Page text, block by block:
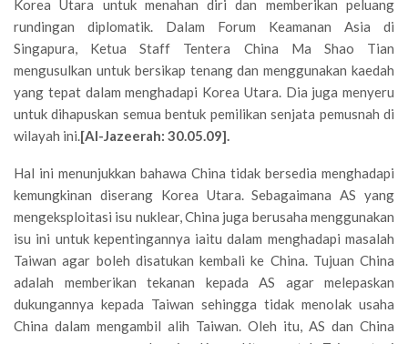
Korea Utara untuk menahan diri dan memberikan peluang
rundingan diplomatik. Dalam Forum Keamanan Asia di
Singapura, Ketua Staff Tentera China Ma Shao Tian
mengusulkan untuk bersikap tenang dan menggunakan kaedah
yang tepat dalam menghadapi Korea Utara. Dia juga menyeru
untuk dihapuskan semua bentuk pemilikan senjata pemusnah di
wilayah ini.[Al-Jazeerah: 30.05.09].
Hal ini menunjukkan bahawa China tidak bersedia menghadapi
kemungkinan diserang Korea Utara. Sebagaimana AS yang
mengeksploitasi isu nuklear, China juga berusaha menggunakan
isu ini untuk kepentingannya iaitu dalam menghadapi masalah
Taiwan agar boleh disatukan kembali ke China. Tujuan China
adalah memberikan tekanan kepada AS agar melepaskan
dukungannya kepada Taiwan sehingga tidak menolak usaha
China dalam mengambil alih Taiwan. Oleh itu, AS dan China